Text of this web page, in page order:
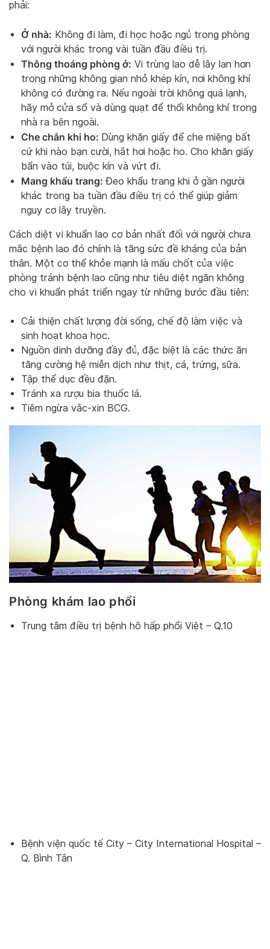
phải:
Ở nhà: Không đi làm, đi học hoặc ngủ trong phòng
với người khác trong vài tuần đầu điều trị.
Thông thoáng phòng ở: Vi trùng lao dễ lây lan hơn
trong những không gian nhỏ khép kín, nơi không khí
không có đường ra. Nếu ngoài trời không quá lạnh,
hãy mở cửa sổ và dùng quạt để thổi không khí trong
nhà ra bên ngoài.
Che chắn khi ho: Dùng khăn giấy để che miệng bất
cứ khi nào bạn cười, hắt hơi hoặc ho. Cho khăn giấy
bẩn vào túi, buộc kín và vứt đi.
Mang khẩu trang: Đeo khẩu trang khi ở gần người
khác trong ba tuần đầu điều trị có thể giúp giảm
nguy cơ lây truyền.
Cách diệt vi khuẩn lao cơ bản nhất đối với người chưa
mắc bệnh lao đó chính là tăng sức đề kháng của bản
thân. Một cơ thể khỏe mạnh là mấu chốt của việc
phòng tránh bệnh lao cũng như tiêu diệt ngăn không
cho vi khuẩn phát triển ngay từ những bước đầu tiên:
Cải thiện chất lượng đời sống, chế độ làm việc và
sinh hoạt khoa học.
Nguồn dinh dưỡng đầy đủ, đặc biệt là các thức ăn
tăng cường hệ miễn dịch như thịt, cá, trứng, sữa.
Tập thể dục đều đặn.
Tránh xa rượu bia thuốc lá.
Tiêm ngừa vắc-xin BCG.
Phòng khám lao phổi
Trung tâm điều trị bệnh hô hấp phổi Việt – Q.10
Bệnh viện quốc tế City – City International Hospital –
Q. Bình Tân